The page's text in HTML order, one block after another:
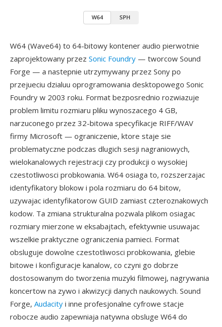
W64 SPH
W64 (Wave64) to 64-bitowy kontener audio pierwotnie
zaprojektowany przez Sonic Foundry — tworcow Sound
Forge — a nastepnie utrzymywany przez Sony po
przejueciu dzialuu oprogramowania desktopowego Sonic
Foundry w 2003 roku. Format bezposrednio rozwiazuje
problem limitu rozmiaru pliku wynoszacego 4 GB,
narzuconego przez 32-bitowa specyfikacje RIFF/WAV
firmy Microsoft — ograniczenie, ktore staje sie
problematyczne podczas dlugich sesji nagraniowych,
wielokanalowych rejestracji czy produkcji o wysokiej
czestotliwosci probkowania. W64 osiaga to, rozszerzajac
identyfikatory blokow i pola rozmiaru do 64 bitow,
uzywajac identyfikatorow GUID zamiast czteroznakowych
kodow. Ta zmiana strukturalna pozwala plikom osiagac
rozmiary mierzone w eksabajtach, efektywnie usuwajac
wszelkie praktyczne ograniczenia pamieci. Format
obsluguje dowolne czestotliwosci probkowania, glebie
bitowe i konfiguracje kanalow, co czyni go dobrze
dostosowanym do tworzenia muzyki filmowej, nagrywania
koncertow na zywo i akwizycji danych naukowych. Sound
Forge, Audacity i inne profesjonalne cyfrowe stacje
robocze audio zapewniaja natywna obsluge W64 do